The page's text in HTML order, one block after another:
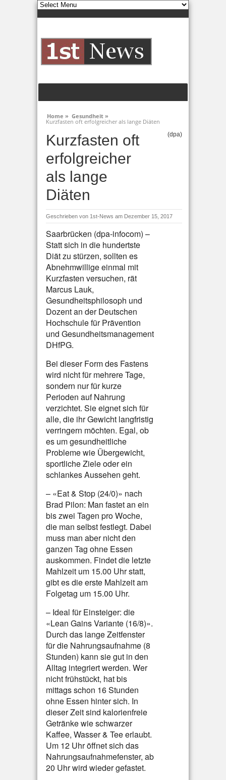
Home » Gesundheit »
Kurzfasten oft erfolgreicher als lange Diäten
Kurzfasten oft
erfolgreicher
als lange
Diäten
(dpa)
Geschrieben von 1st-News am Dezember 15, 2017
Saarbrücken (dpa-infocom) –
Statt sich in die hundertste
Diät zu stürzen, sollten es
Abnehmwillige einmal mit
Kurzfasten versuchen, rät
Marcus Lauk,
Gesundheitsphilosoph und
Dozent an der Deutschen
Hochschule für Prävention
und Gesundheitsmanagement
DHfPG.
Bei dieser Form des Fastens
wird nicht für mehrere Tage,
sondern nur für kurze
Perioden auf Nahrung
verzichtet. Sie eignet sich für
alle, die ihr Gewicht langfristig
verringern möchten. Egal, ob
es um gesundheitliche
Probleme wie Übergewicht,
sportliche Ziele oder ein
schlankes Aussehen geht.
– «Eat & Stop (24/0)» nach
Brad Pilon: Man fastet an ein
bis zwei Tagen pro Woche,
die man selbst festlegt. Dabei
muss man aber nicht den
ganzen Tag ohne Essen
auskommen. Findet die letzte
Mahlzeit um 15.00 Uhr statt,
gibt es die erste Mahlzeit am
Folgetag um 15.00 Uhr.
– Ideal für Einsteiger: die
«Lean Gains Variante (16/8)».
Durch das lange Zeitfenster
für die Nahrungsaufnahme (8
Stunden) kann sie gut in den
Alltag integriert werden. Wer
nicht frühstückt, hat bis
mittags schon 16 Stunden
ohne Essen hinter sich. In
dieser Zeit sind kalorienfreie
Getränke wie schwarzer
Kaffee, Wasser & Tee erlaubt.
Um 12 Uhr öffnet sich das
Nahrungsaufnahmefenster, ab
20 Uhr wird wieder gefastet.